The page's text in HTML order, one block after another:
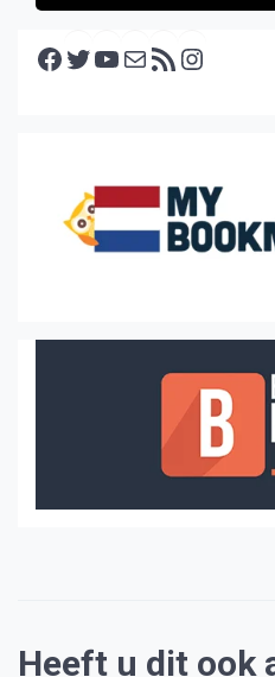
Facebook Twitter YouTube E-mail RSS feed
Heeft u dit ook